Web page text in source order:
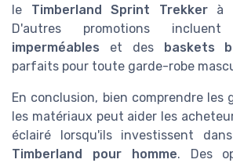
le Timberland Sprint Trekkerà
D'autres promotions
imperméables et des baskets
parfaits pour toute garde-robe
En conclusion, bien comprendre les
les matériaux peut aider les
éclairé lorsqu'ils investissent
Timberland pour homme. Des